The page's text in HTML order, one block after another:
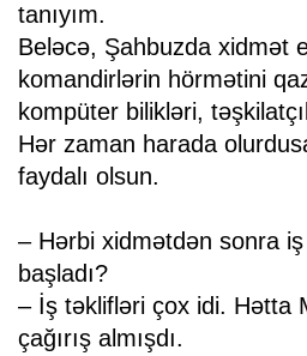
tanıyım.
Beləcə, Şahbuzda xidmət
komandirlərin hörmətini
kompüter bilikləri,
Hər zaman harada
faydalı olsun.
– Hərbi xidmətdən sonra
başladı?
– İş təklifləri çox idi. Hətta
çağırış almışdı.